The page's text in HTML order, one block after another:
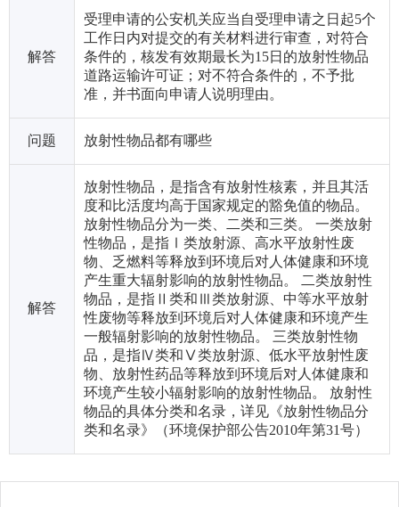
解答
受理申请的公安机关应当自受理申请之日起5个
工作日内对提交的有关材料进行审查，对符合
条件的，核发有效期最长为15日的放射性物品
道路运输许可证；对不符合条件的，不予批
准，并书面向申请人说明理由。
问题 放射性物品都有哪些
解答
放射性物品，是指含有放射性核素，并且其活
度和比活度均高于国家规定的豁免值的物品。
放射性物品分为一类、二类和三类。 一类放射
性物品，是指Ⅰ类放射源、高水平放射性废
物、乏燃料等释放到环境后对人体健康和环境
产生重大辐射影响的放射性物品。 二类放射性
物品，是指Ⅱ类和Ⅲ类放射源、中等水平放射
性废物等释放到环境后对人体健康和环境产生
一般辐射影响的放射性物品。 三类放射性物
品，是指Ⅳ类和Ⅴ类放射源、低水平放射性废
物、放射性药品等释放到环境后对人体健康和
环境产生较小辐射影响的放射性物品。 放射性
物品的具体分类和名录，详见《放射性物品分
类和名录》（环境保护部公告2010年第31号）